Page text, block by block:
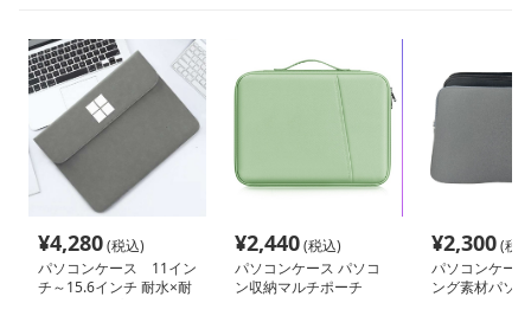
¥4,280(税込)
パソコンケース 11イン
チ～15.6インチ 耐水×耐
¥2,440(税込)
パソコンケース パソコ
ン収納マルチポーチ
¥2,300(税
パソコンケー
ング素材パソ